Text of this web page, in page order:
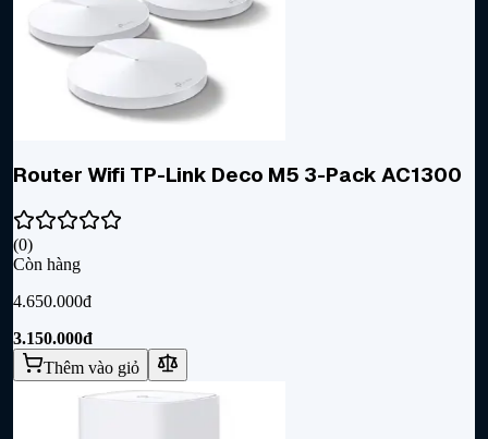
Router Wifi TP-Link Deco M5 3-Pack AC1300
(0)
Còn hàng
4.650.000đ
3.150.000đ
Thêm vào giỏ